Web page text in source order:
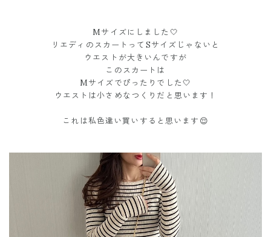
Mサイズにしました🤍
リエディのスカートってSサイズじゃないと
ウエストが大きいんですが
このスカートは
Mサイズでぴったりでした🤍
ウエストは小さめなつくりだと思います！
これは私色違い買いすると思います😌